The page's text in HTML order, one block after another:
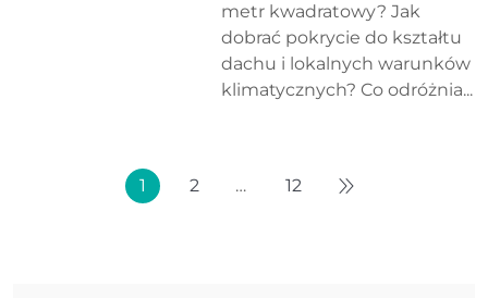
metr kwadratowy? Jak
dobrać pokrycie do kształtu
dachu i lokalnych warunków
klimatycznych? Co odróżnia...
1 2 … 12